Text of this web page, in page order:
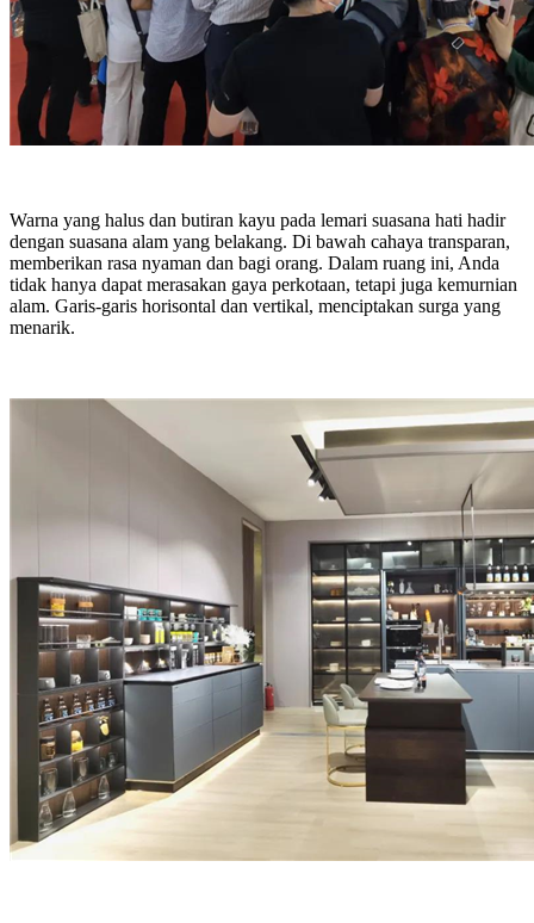
Warna yang halus dan butiran kayu pada lemari suasana hati hadir
dengan suasana alam yang belakang. Di bawah cahaya transparan,
memberikan rasa nyaman dan bagi orang. Dalam ruang ini, Anda
tidak hanya dapat merasakan gaya perkotaan, tetapi juga kemurnian
alam. Garis-garis horisontal dan vertikal, menciptakan surga yang
menarik.